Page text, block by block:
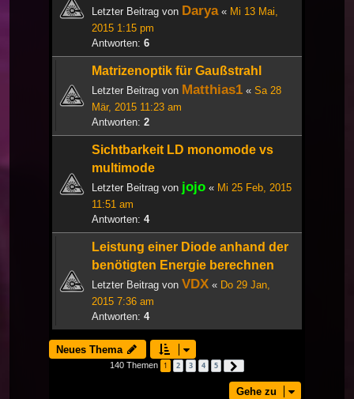
Letzter Beitrag von Darya« Mi 13 Mai,
2015 1:15 pm
Antworten: 6
Matrizenoptik für Gaußstrahl
Letzter Beitrag von Matthias1 « Sa 28
Mär, 2015 11:23 am
Antworten: 2
Sichtbarkeit LD monomode vs
multimode
Letzter Beitrag von jojo « Mi 25 Feb, 2015
11:51 am
Antworten: 4
Leistung einer Diode anhand der
benötigten Energie berechnen
Letzter Beitrag von VDX « Do 29 Jan,
2015 7:36 am
Antworten: 4
Neues Thema
140 Themen 1 2 3 4 5
Gehe zu